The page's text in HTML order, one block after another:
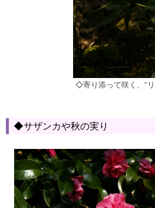
◇寄り添って咲く、”リ
◆サザンカや秋の実り